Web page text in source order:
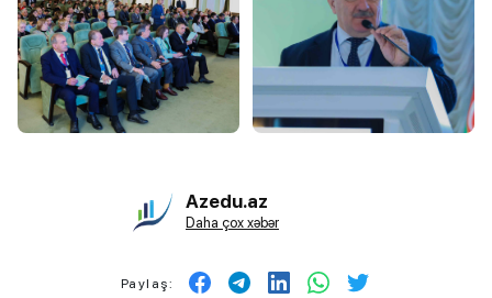
Azedu.az
Daha çox xəbər
Paylaş: